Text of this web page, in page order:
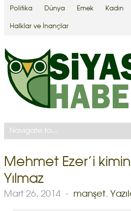
Politika Dünya Emek Kadın
Halklar ve İnançlar
Mehmet Ezer’i
Yılmaz
Mart 26, 2014 - manşet,